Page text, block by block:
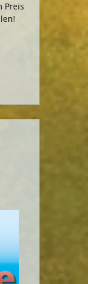
Preis